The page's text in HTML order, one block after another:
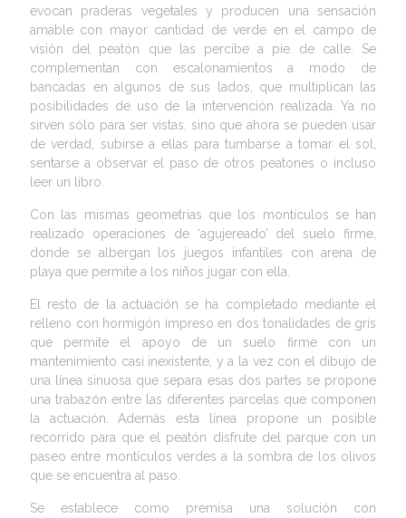
evocan praderas vegetales y producen una sensación
amable con mayor cantidad de verde en el campo de
visión del peatón que las percibe a pie de calle. Se
complementan con escalonamientos a modo de
bancadas en algunos de sus lados, que multiplican las
posibilidades de uso de la intervención realizada. Ya no
sirven sólo para ser vistas, sino que ahora se pueden usar
de verdad, subirse a ellas para tumbarse a tomar el sol,
sentarse a observar el paso de otros peatones o incluso
leer un libro.
Con las mismas geometrías que los montículos se han
realizado operaciones de ‘agujereado’ del suelo firme,
donde se albergan los juegos infantiles con arena de
playa que permite a los niños jugar con ella.
El resto de la actuación se ha completado mediante el
relleno con hormigón impreso en dos tonalidades de gris
que permite el apoyo de un suelo firme con un
mantenimiento casi inexistente, y a la vez con el dibujo de
una línea sinuosa que separa esas dos partes se propone
una trabazón entre las diferentes parcelas que componen
la actuación. Además esta línea propone un posible
recorrido para que el peatón disfrute del parque con un
paseo entre montículos verdes a la sombra de los olivos
que se encuentra al paso.
Se establece como premisa una solución con